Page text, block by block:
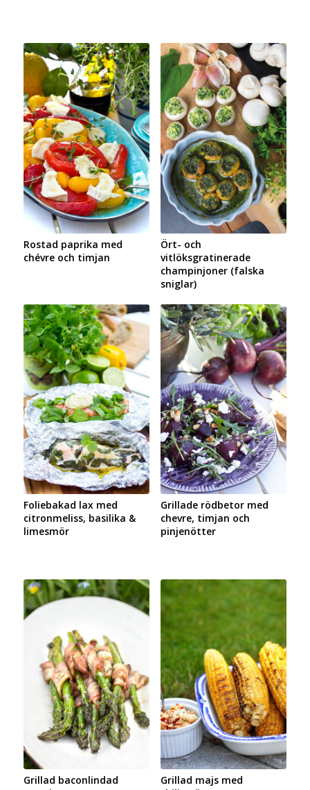
Rostad paprika med
chévre och timjan
Ört- och
vitlöksgratinerade
champinjoner (falska
sniglar)
Foliebakad lax med
citronmeliss, basilika &
limesmör
Grillade rödbetor med
chevre, timjan och
pinjenötter
Grillad baconlindad
Grillad majs med